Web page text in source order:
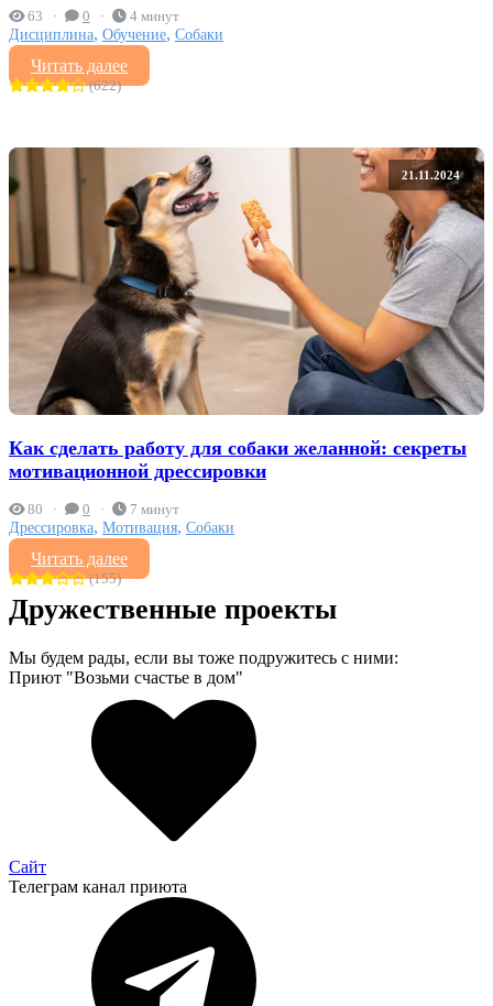
63 0 4 минут
Дисциплина, Обучение, Собаки
Читать далее
(622)
21.11.2024
Как сделать работу для собаки желанной: секреты
мотивационной дрессировки
80 0 7 минут
Дрессировка, Мотивация, Собаки
Читать далее
(155)
Дружественные проекты
Мы будем рады, если вы тоже подружитесь с ними:
Приют "Возьми счастье в дом"
Сайт
Телеграм канал приюта